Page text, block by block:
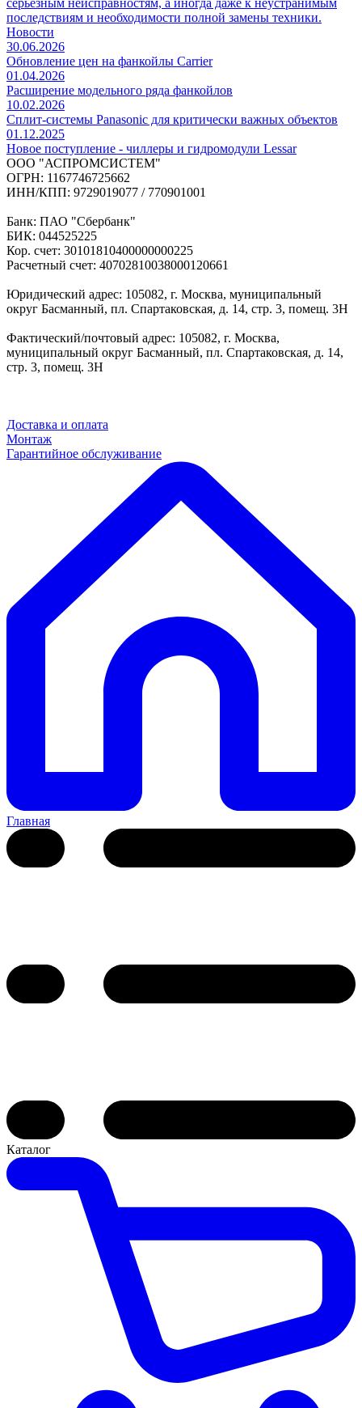
серьезным неисправностям, а иногда даже к неустранимым
последствиям и необходимости полной замены техники.
Новости
30.06.2026
Обновление цен на фанкойлы Carrier
01.04.2026
Расширение модельного ряда фанкойлов
10.02.2026
Сплит-системы Panasonic для критически важных объектов
01.12.2025
Новое поступление - чиллеры и гидромодули Lessar
ООО "АСПРОМСИСТЕМ"
ОГРН: 1167746725662
ИНН/КПП: 9729019077 / 770901001
Банк: ПАО "Сбербанк"
БИК: 044525225
Кор. счет: 30101810400000000225
Расчетный счет: 40702810038000120661
Юридический адрес: 105082, г. Москва, муниципальный
округ Басманный, пл. Спартаковская, д. 14, стр. 3, помещ. 3Н
Фактический/почтовый адрес: 105082, г. Москва,
муниципальный округ Басманный, пл. Спартаковская, д. 14,
стр. 3, помещ. 3Н
Доставка и оплата
Монтаж
Гарантийное обслуживание
Главная
Каталог